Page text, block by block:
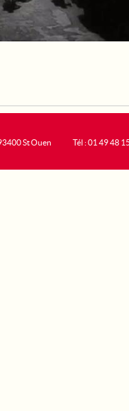
St Ouen
Tél : 01 49 48